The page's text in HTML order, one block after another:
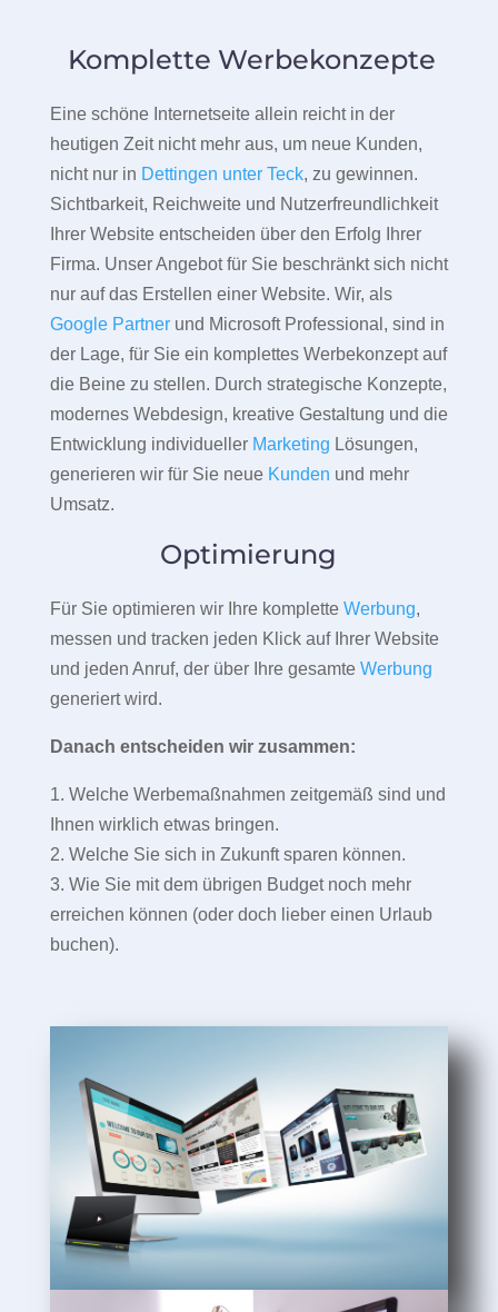
Komplette Werbekonzepte
Eine schöne Internetseite allein reicht in der
heutigen Zeit nicht mehr aus, um neue Kunden,
nicht nur in Dettingen unter Teck, zu gewinnen.
Sichtbarkeit, Reichweite und Nutzerfreundlichkeit
Ihrer Website entscheiden über den Erfolg Ihrer
Firma. Unser Angebot für Sie beschränkt sich nicht
nur auf das Erstellen einer Website. Wir, als
Google Partnerund Microsoft Professional, sind in
der Lage, für Sie ein komplettes Werbekonzept auf
die Beine zu stellen. Durch strategische Konzepte,
modernes Webdesign, kreative Gestaltung und die
Entwicklung individueller Marketing Lösungen,
generieren wir für Sie neue Kunden und mehr
Umsatz.
Optimierung
Für Sie optimieren wir Ihre komplette Werbung,
messen und tracken jeden Klick auf Ihrer Website
und jeden Anruf, der über Ihre gesamte Werbung
generiert wird.
Danach entscheiden wir zusammen:
1. Welche Werbemaßnahmen zeitgemäß sind und
Ihnen wirklich etwas bringen.
2. Welche Sie sich in Zukunft sparen können.
3. Wie Sie mit dem übrigen Budget noch mehr
erreichen können (oder doch lieber einen Urlaub
buchen).